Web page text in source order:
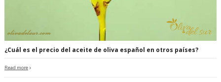
¿Cuál es el precio del aceite de oliva español en otros países?
Read more